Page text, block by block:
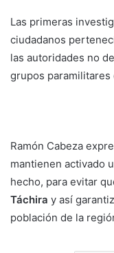
Las primeras
ciudadanos
las autoridades no
grupos
Ramón Cabeza
mantienen activado
hecho, para evitar
Táchira y así
población de la